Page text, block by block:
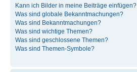
Kann ich Bilder in meine Beiträge einfügen?
Was sind globale Bekanntmachungen?
Was sind Bekanntmachungen?
Was sind wichtige Themen?
Was sind geschlossene Themen?
Was sind Themen-Symbole?